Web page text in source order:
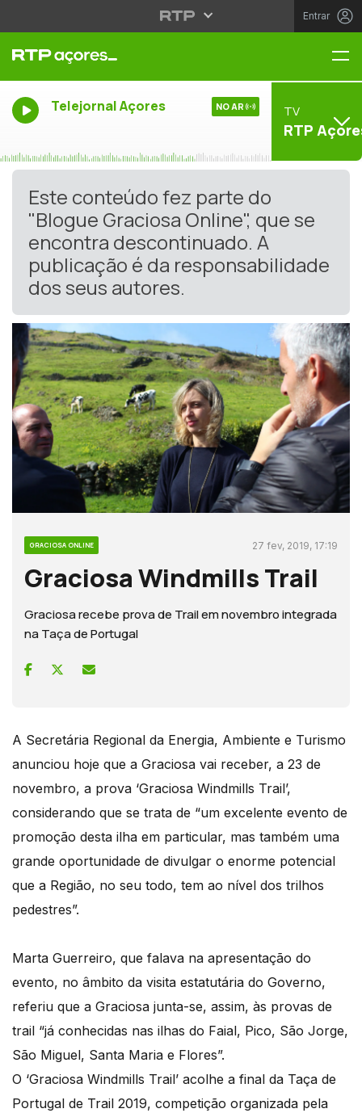
Entrar
Telejornal Açores NO AR TV
RTP
Este conteúdo fez parte do
"Blogue Graciosa Online", que se
encontra descontinuado. A
publicação é da responsabilidade
dos seus autores.
GRACIOSA ONLINE 27 fev, 2019, 17:19
Graciosa Windmills Trail
Graciosa recebe prova de Trail em novembro integrada
na Taça de Portugal
A Secretária Regional da Energia, Ambiente e Turismo
anunciou hoje que a Graciosa vai receber, a 23 de
novembro, a prova ‘Graciosa Windmills Trail’,
considerando que se trata de “um excelente evento de
promoção desta ilha em particular, mas também uma
grande oportunidade de divulgar o enorme potencial
que a Região, no seu todo, tem ao nível dos trilhos
pedestres”.
Marta Guerreiro, que falava na apresentação do
evento, no âmbito da visita estatutária do Governo,
referiu que a Graciosa junta-se, assim, às provas de
trail “já conhecidas nas ilhas do Faial, Pico, São Jorge,
São Miguel, Santa Maria e Flores”.
O ‘Graciosa Windmills Trail’ acolhe a final da Taça de
Portugal de Trail 2019, competição organizada pela